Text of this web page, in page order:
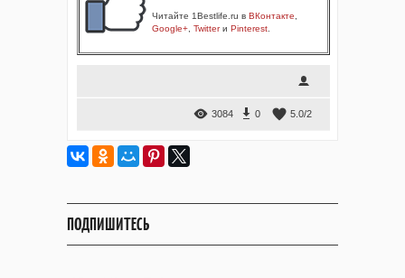
Читайте 1Bestlife.ru в ВКонтакте
Google+ Twitterи Pinterest
3084 0 5.0/2
ПОДПИШИТЕСЬ